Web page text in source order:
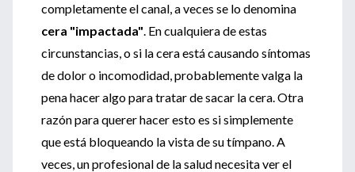
completamente el canal, a veces se lo denomina
cera "impactada". En cualquiera de estas
circunstancias, o si la cera está causando síntomas
de dolor o incomodidad, probablemente valga la
pena hacer algo para tratar de sacar la cera. Otra
razón para querer hacer esto es si simplemente
que está bloqueando la vista de su tímpano. A
veces, un profesional de la salud necesita ver el